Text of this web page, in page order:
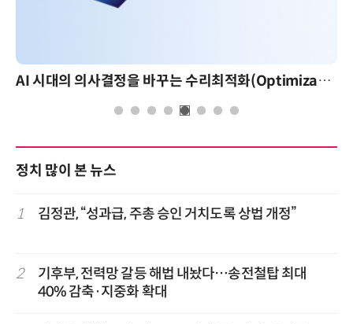
AI 시대의 의사결정을 바꾸는 수리최적화(Optimization): 실제 산업 적용 사례와 활용 전략
정치 많이 본 뉴스
1 김정관, “성과급, 주총 승인 거치도록 상법 개정”
2
기후부, 전력망 갈등 해법 내놨다…송전철탑 최대
40% 감축·지중화 확대